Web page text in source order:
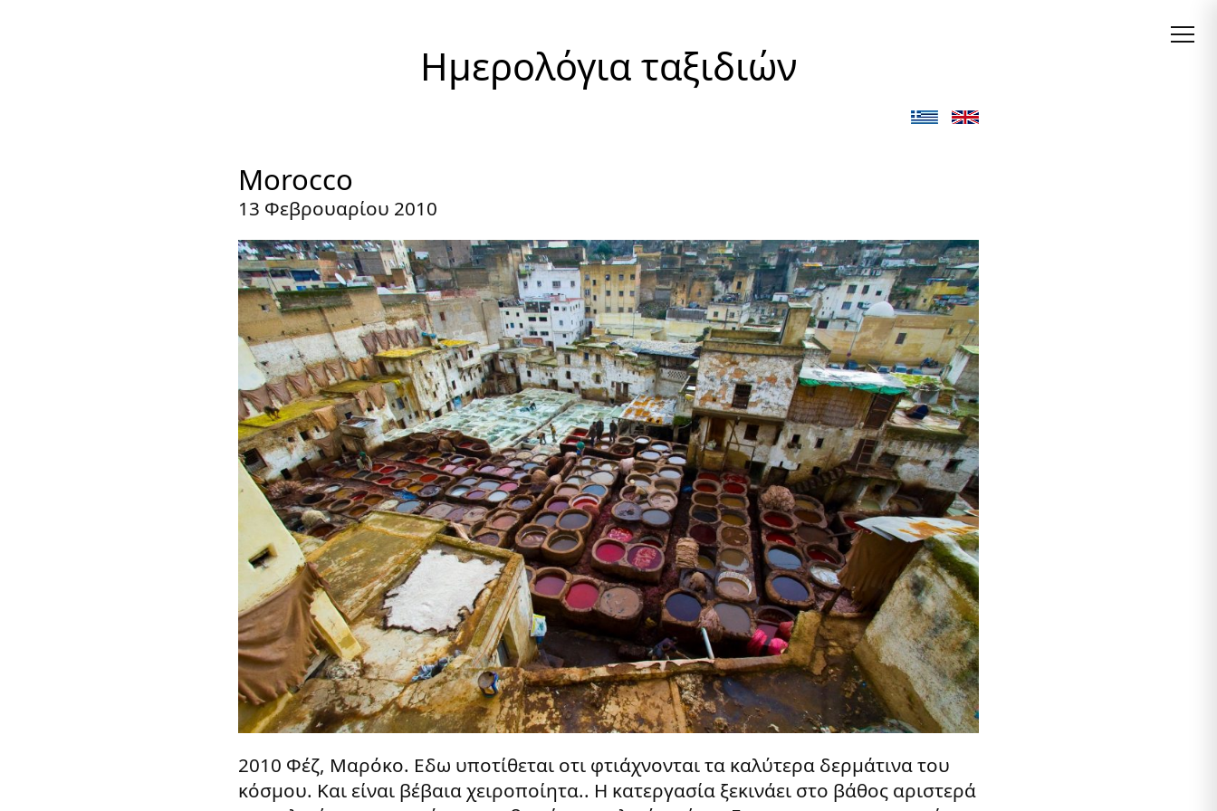
Ημερολόγια ταξιδιών
Morocco
13 Φεβρουαρίου 2010
2010 Φέζ, Μαρόκο. Εδω υποτίθεται οτι φτιάχνονται τα καλύτερα δερμάτινα του
κόσμου. Και είναι βέβαια χειροποίητα.. Η κατεργασία ξεκινάει στο βάθος αριστερά